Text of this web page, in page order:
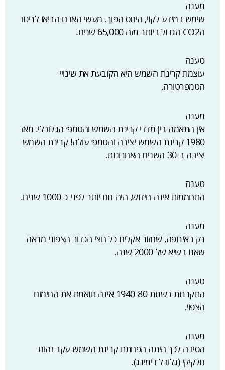
מענה
שימש במידע לקוי, היחס הפוך. מעשי האדם הביאו לריכוז
הCO2 הגדול ביותר מזה 65,000 שנים.
טענה
עוצמת קרינת השמש היא הקובעת את שינויי
הטמפרטורה.
מענה
אין התאמה בין מדדי קרינת השמש והטמפ׳ הגלובלי. מאז
1980 קרינת השמש יציבה והטמפ׳ עולה! קרינת השמש
יציבה ב-30 השנים האחרונות.
טענה
התחממות אינה חידוש, היה חם יותר לפני כ-1000 שנים.
מענה
רק באירופה, שחזור אקלים כל חצי הכדור הצפוני מראה
שאנו בשיא של 2000 שנה.
טענה
התקררות בשנות 1940-80 אינה תואמת את החימום
הצפוי.
מענה
הסיבה לכך היתה הפחתת קרינת השמש עקב זהום
חלקיקי (גלובל דימינג).